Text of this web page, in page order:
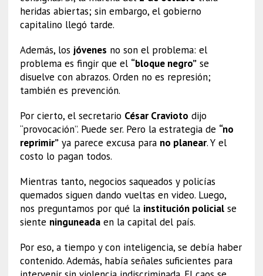
heridas abiertas; sin embargo, el gobierno
capitalino llegó tarde.
Además, los jóvenes no son el problema: el
problema es fingir que el “bloque negro”se
disuelve con abrazos. Orden no es represión;
también es prevención.
Por cierto, el secretario César Cravioto dijo
“provocación”. Puede ser. Pero la estrategia de “no
reprimir”ya parece excusa para no planear. Y el
costo lo pagan todos.
Mientras tanto, negocios saqueados y policías
quemados siguen dando vueltas en video. Luego,
nos preguntamos por qué la institución policialse
siente ninguneadaen la capital del país.
Por eso, a tiempo y con inteligencia, se debía haber
contenido. Además, había señales suficientes para